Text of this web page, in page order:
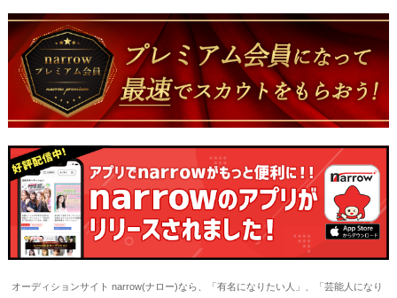
オーディションサイト narrow(ナロー)なら、「有名になりたい人」、「芸能人になり